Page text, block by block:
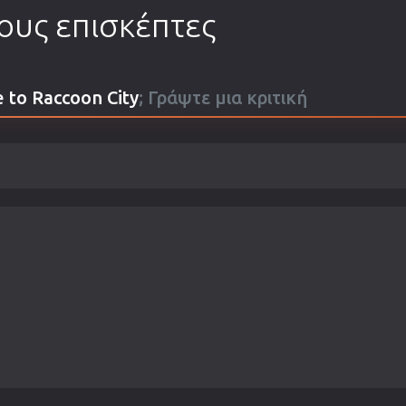
επισκέπτες
to Raccoon City; Γράψτε μια κριτική